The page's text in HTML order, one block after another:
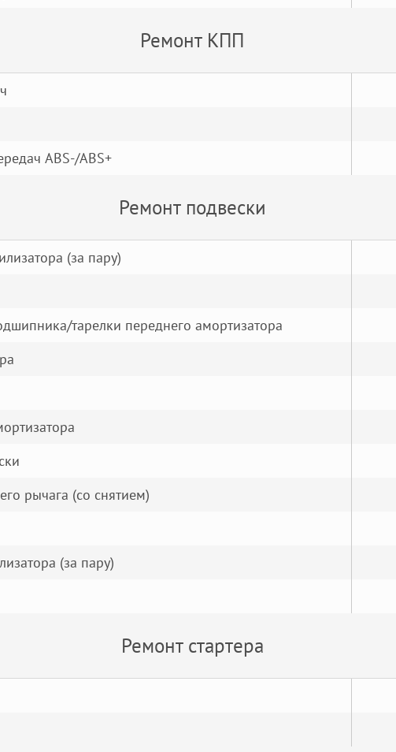
Ремонт КПП
ABS-/ABS+
Ремонт подвески
(за пару)
тарелки переднего амортизатора
рычага (со снятием)
(за пару)
Ремонт стартера